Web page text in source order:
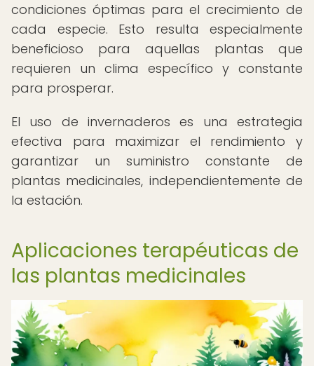
condiciones óptimas para el crecimiento de
cada especie. Esto resulta especialmente
beneficioso para aquellas plantas que
requieren un clima específico y constante
para prosperar.
El uso de invernaderos es una estrategia
efectiva para maximizar el rendimiento y
garantizar un suministro constante de
plantas medicinales, independientemente de
la estación.
Aplicaciones terapéuticas de
las plantas medicinales